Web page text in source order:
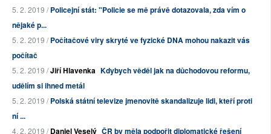
5. 2. 2019 /Policejní stát: "Policie se mě právě dotazovala, zda vím o
nějaké p...
5. 2. 2019 /Počítačové viry skryté ve fyzické DNA mohou nakazit vás
počítač
5. 2. 2019 /Jiří Hlavenka Kdybych věděl jak na důchodovou reformu,
udělím si ihned metál
5. 2. 2019 /Polská státní televize jmenovitě skandalizuje lidi, kteří proti
ní ...
4. 2. 2019 /Daniel Veselý ČR by měla podpořit diplomatické řešení